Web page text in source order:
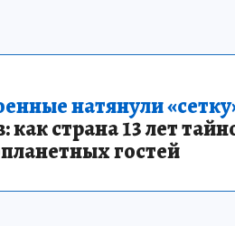
натянули
страна 13 лет
гостей